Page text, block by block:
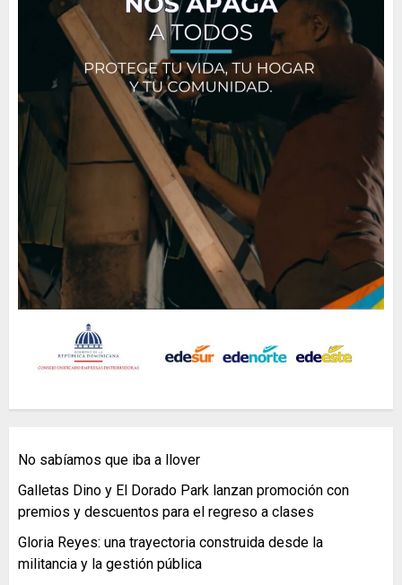
No sabíamos que iba a llover
Galletas Dino y El Dorado Park lanzan promoción con
premios y descuentos para el regreso a clases
Gloria Reyes: una trayectoria construida desde la
militancia y la gestión pública